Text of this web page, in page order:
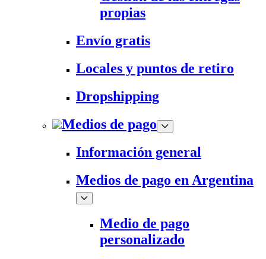
propias
Envío gratis
Locales y puntos de retiro
Dropshipping
Medios de pago
Información general
Medios de pago en Argentina
Medio de pago
personalizado